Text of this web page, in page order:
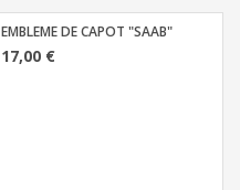
EMBLEME DE CAPOT "SAAB"
17,00 €